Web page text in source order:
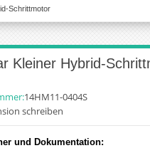
Schrittmotor
Kleiner Hybrid-
14HM11-0404S
schreiben
und Dokumentation: